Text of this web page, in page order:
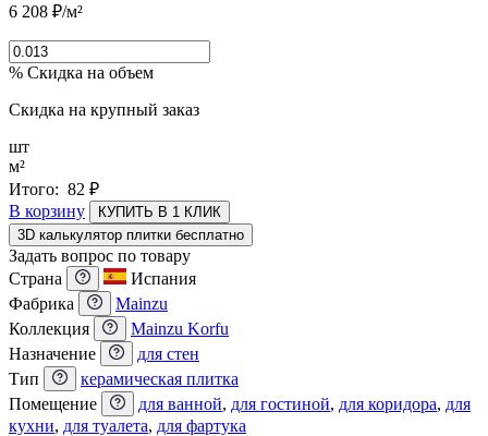
6 208 ₽/м²
% Скидка на объем
Скидка на крупный заказ
шт
м²
Итого: 82 ₽
В корзину
КУПИТЬ В 1 КЛИК
3D калькулятор плитки бесплатно
Задать вопрос по товару
Страна
Испания
Фабрика
Mainzu
Коллекция
Mainzu Korfu
Назначение
для стен
Тип
керамическая плитка
Помещение
для ванной, для гостиной, для коридора, для
кухни, для туалета, для фартука